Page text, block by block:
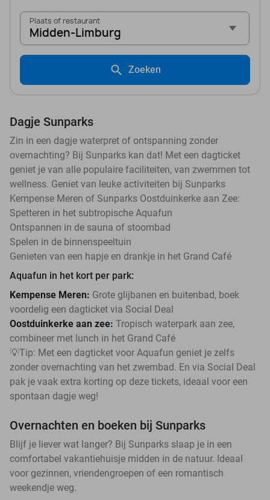
Plaats of restaurant
Midden-Limburg
Zoeken
Dagje Sunparks
Zin in een dagje waterpret of ontspanning zonder
overnachting? Bij Sunparks kan dat! Met een dagticket
geniet je van alle populaire faciliteiten, van zwemmen tot
wellness. Geniet van leuke activiteiten bij Sunparks
Kempense Meren of Sunparks Oostduinkerke aan Zee:
Spetteren in het subtropische Aquafun
Ontspannen in de sauna of stoombad
Spelen in de binnenspeeltuin
Genieten van een hapje en drankje in het Grand Café
Aquafun in het kort per park:
Kempense Meren: Grote glijbanen en buitenbad, boek
voordelig een dagticket via Social Deal
Oostduinkerke aan zee: Tropisch waterpark aan zee,
combineer met lunch in het Grand Café
💡Tip: Met een dagticket voor Aquafun geniet je zelfs
zonder overnachting van het zwembad. En via Social Deal
pak je vaak extra korting op deze tickets, ideaal voor een
spontaan dagje weg!
Overnachten en boeken bij Sunparks
Blijf je liever wat langer? Bij Sunparks slaap je in een
comfortabel vakantiehuisje midden in de natuur. Ideaal
voor gezinnen, vriendengroepen of een romantisch
weekendje weg.